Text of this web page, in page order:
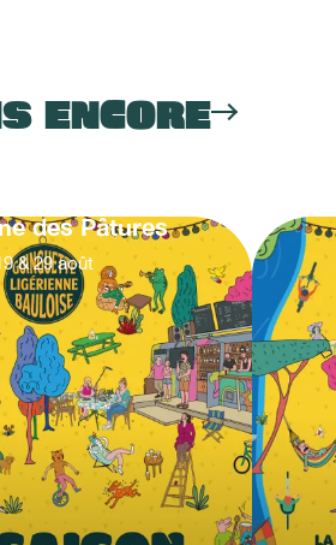
ENCORE
des Pâtures
& 29 août